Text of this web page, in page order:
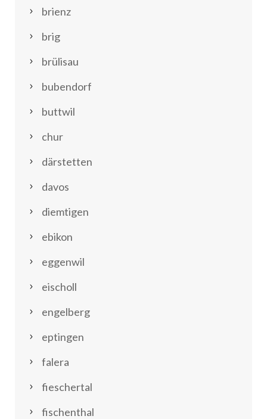
brienz
brig
brülisau
bubendorf
buttwil
chur
därstetten
davos
diemtigen
ebikon
eggenwil
eischoll
engelberg
eptingen
falera
fieschertal
fischenthal